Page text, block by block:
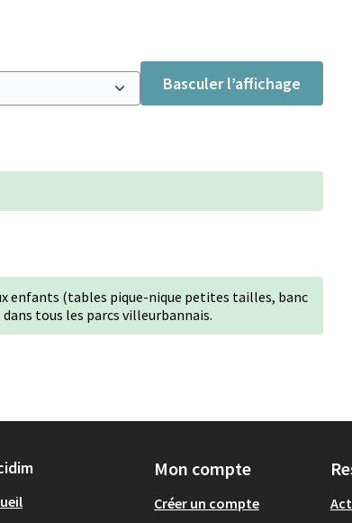
Basculer l’affichage
enfants (tables pique-nique petites tailles, banc
tous les parcs villeurbannais.
Mon compte
Créer un compte